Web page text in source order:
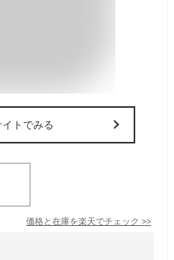
イトでみる
価格と在庫を楽天でチェック >>